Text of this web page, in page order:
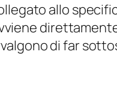
allo
di far